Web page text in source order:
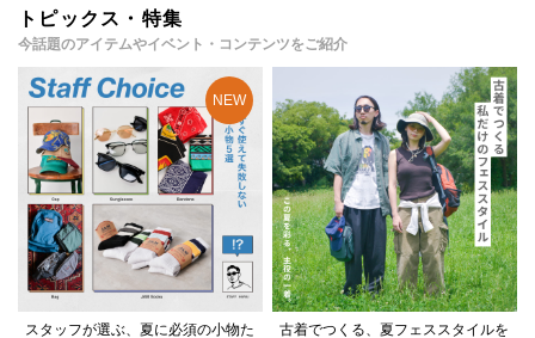
トピックス・特集
今話題のアイテムやイベント・コンテンツをご紹介
スタッフが選ぶ、夏に必須の小物た
古着でつくる、夏フェススタイルを